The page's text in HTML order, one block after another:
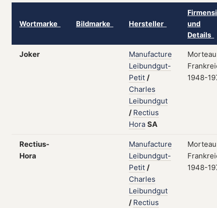
Wortmarke Bildmarke Hersteller
und
Details
Joker
Manufacture
Leibundgut-
Petit /
Charles
Leibundgut
/ Rectius
Hora SA
1948-
Rectius-
Hora
Manufacture
Leibundgut-
Petit /
Charles
Leibundgut
/ Rectius
1948-